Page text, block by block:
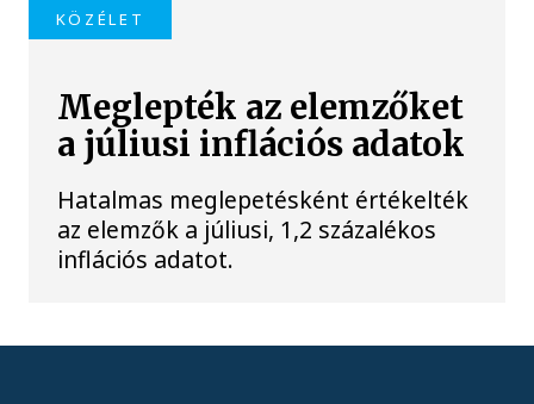
KÖZÉLET
Meglepték az elemzőket
a júliusi inflációs adatok
Hatalmas meglepetésként értékelték
az elemzők a júliusi, 1,2 százalékos
inflációs adatot.